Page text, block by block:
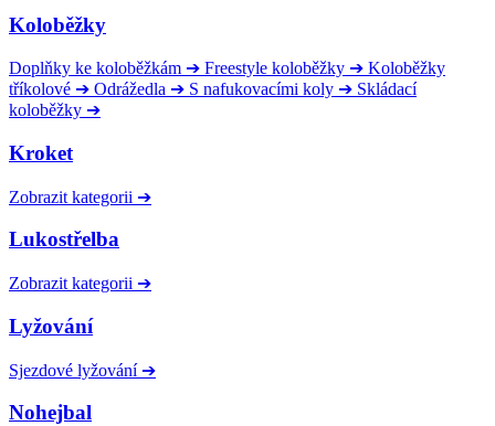
Koloběžky
Doplňky ke koloběžkám ➔ Freestyle koloběžky ➔ Koloběžky
tříkolové ➔ Odrážedla ➔ S nafukovacími koly ➔ Skládací
koloběžky ➔
Kroket
Zobrazit kategorii ➔
Lukostřelba
Zobrazit kategorii ➔
Lyžování
Sjezdové lyžování ➔
Nohejbal